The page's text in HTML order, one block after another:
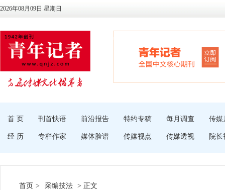
2026年08月09日 星期日
首 页 刊首快语 前沿报告 特约专稿 每月调查 传媒
经 历 专栏作家 媒体脸谱 传媒视点 传媒透视 院长
首页 > 采编技法 > 正文